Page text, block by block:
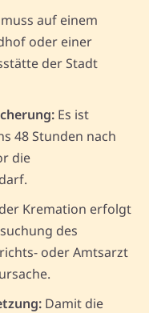
auf einem
oder einer
der Stadt
Es ist
48 Stunden nach
die
Kremation erfolgt
des
oder Amtsarzt
Damit die